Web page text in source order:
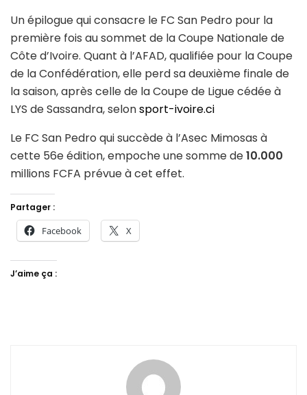
Un épilogue qui consacre le FC San Pedro pour la
première fois au sommet de la Coupe Nationale de
Côte d’Ivoire. Quant à l’AFAD, qualifiée pour la Coupe
de la Confédération, elle perd sa deuxième finale de
la saison, après celle de la Coupe de Ligue cédée à
LYS de Sassandra, selonsport-ivoire.ci
Le FC San Pedro qui succède à l’Asec Mimosas à
cette 56e édition, empoche une somme de10.000
millions FCFA prévue à cet effet.
Partager :
Facebook X
J’aime ça :